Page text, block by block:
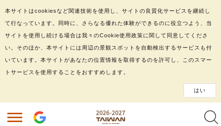
本サイトはcookiesなど関連技術を使用し、サイトの良質化サービスを継続し
て行なっています。同時に、さらなる優れた体験ができるのに役立つよう、当
サイトを使用し続ける場合は我々のCookie使用政策に関して同意してくださ
い。そのほか、本サイトには周辺の景観スポットを自動検出するサービスも付
いています。本サイトがあなたの位置情報を取得するのを許可し、このスマー
トサービスを使用することをおすすめします。
はい